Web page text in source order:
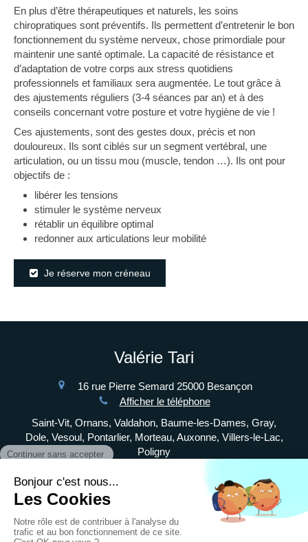
En plus d’être thérapeutiques et naturels, les soins
chiropratiques sont préventifs. Ils permettent d’entretenir le bon
fonctionnement du système nerveux, chose primordiale pour
maintenir une santé optimale. La capacité de résistance et
d’adaptation de votre corps aux stress quotidiens
professionnels et familiaux sera augmentée. Le tout grâce à
des ajustements réguliers (3-4 séances par an) et à des
conseils concernant votre posture et votre hygiène de vie !
Ces ajustements, sont des gestes doux, précis et non
douloureux. Ils sont ciblés sur un segment vertébral, une
articulation, ou un tissu mou (muscle, tendon …). Ils ont pour
objectifs de :
libérer les tensions
stimuler le système nerveux
rétablir un équilibre optimal
redonner aux articulations leur mobilité
Je réserve mon créneau
Valérie Tari
16 rue Pierre Semard 25000 Besançon
Afficher le téléphone
Saint-Vit, Ornans, Valdahon, Baume-les-Dames, Gray,
Dole, Vesoul, Pontarlier, Morteau, Auxonne, Villers-le-Lac,
Poligny
Mentions légales
©2020 Valérie Tari - Chiropracteur Besançon